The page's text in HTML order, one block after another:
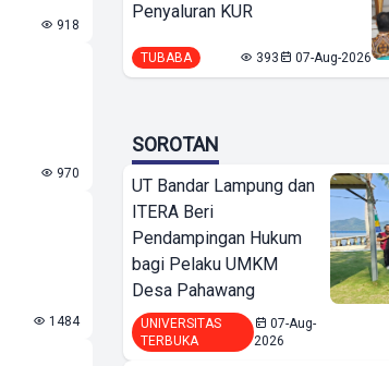
918
970
1484
Penyaluran KUR
TUBABA 393 07-Aug-2026
SOROTAN
UT Bandar Lampung dan
ITERA Beri
Pendampingan Hukum
bagi Pelaku UMKM
Desa Pahawang
UNIVERSITAS
TERBUKA
07-Aug-
2026